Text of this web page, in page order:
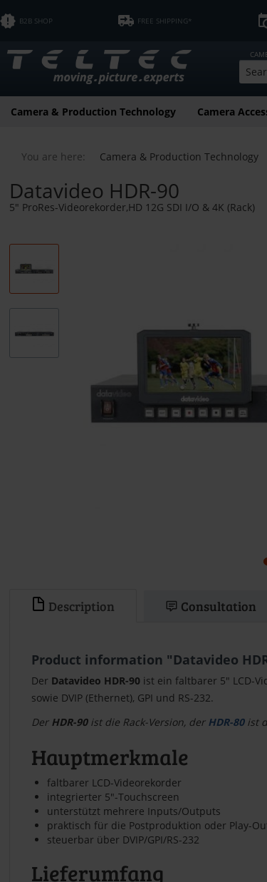
B2B SHOP FREE SHIPPING*
Camera & Production Technology Camera
You are here: Camera & Production Technology
Datavideo HDR-90
5" ProRes-Videorekorder,HD 12G SDI I/O & 4K (Rack)
Description Consultation
Product information "Datavideo
Der Datavideo HDR-90 ist ein faltbarer 5" LCD-
sowie DVIP (Ethernet), GPI und RS-232.
Der HDR-90ist die Rack-Version, der HDR-80ist
Hauptmerkmale
faltbarer LCD-Videorekorder
integrierter 5"-Touchscreen
unterstützt mehrere Inputs/Outputs
praktisch für die Postproduktion oder Play-
steuerbar über DVIP/GPI/RS-232
Lieferumfang